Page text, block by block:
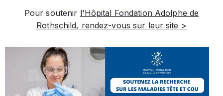
Pour soutenir l'Hôpital Fondation Adolphe de
Rothschild, rendez-vous sur leur site >